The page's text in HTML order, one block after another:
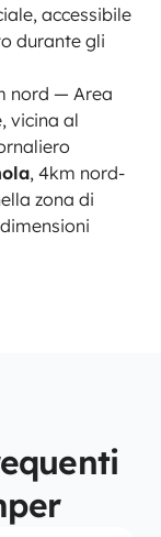
accessibile
durante gli
nord — Area
vicina al
, 4km nord-
zona di